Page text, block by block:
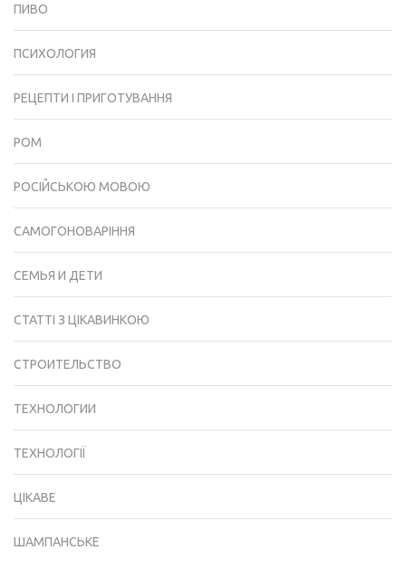
ПИВО
ПСИХОЛОГИЯ
РЕЦЕПТИ І ПРИГОТУВАННЯ
РОМ
РОСІЙСЬКОЮ МОВОЮ
САМОГОНОВАРІННЯ
СЕМЬЯ И ДЕТИ
СТАТТІ З ЦІКАВИНКОЮ
СТРОИТЕЛЬСТВО
ТЕХНОЛОГИИ
ТЕХНОЛОГІЇ
ЦІКАВЕ
ШАМПАНСЬКЕ